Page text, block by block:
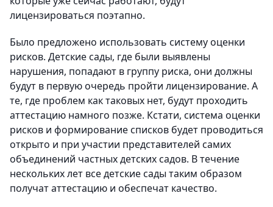
лицензироваться поэтапно.
Было предложено использовать систему оценки
рисков. Детские сады, где были выявлены
нарушения, попадают в группу риска, они должны
будут в первую очередь пройти лицензирование. А
те, где проблем как таковых нет, будут проходить
аттестацию намного позже. Кстати, система оценки
рисков и формирование списков будет проводиться
открыто и при участии представителей самих
объединений частных детских садов. В течение
нескольких лет все детские сады таким образом
получат аттестацию и обеспечат качество.